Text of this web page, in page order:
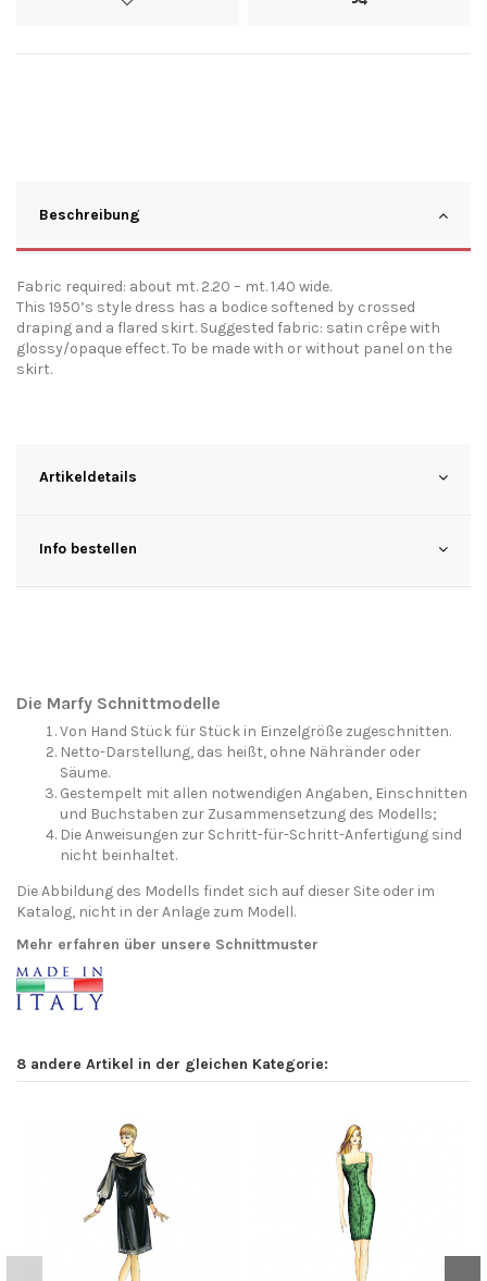
Beschreibung
Fabric required: about mt. 2.20 – mt. 1.40 wide.
This 1950’s style dress has a bodice softened by crossed
draping and a flared skirt. Suggested fabric: satin crêpe with
glossy/opaque effect. To be made with or without panel on the
skirt.
Artikeldetails
Info bestellen
Die Marfy Schnittmodelle
Von Hand Stück für Stück in Einzelgröße zugeschnitten.
Netto-Darstellung, das heißt, ohne Nähränder oder
Säume.
Gestempelt mit allen notwendigen Angaben, Einschnitten
und Buchstaben zur Zusammensetzung des Modells;
Die Anweisungen zur Schritt-für-Schritt-Anfertigung sind
nicht beinhaltet.
Die Abbildung des Modells findet sich auf dieser Site oder im
Katalog, nicht in der Anlage zum Modell.
Mehr erfahren über unsere Schnittmuster
8 andere Artikel in der gleichen Kategorie: